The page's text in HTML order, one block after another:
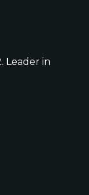
Leader in